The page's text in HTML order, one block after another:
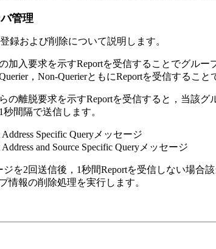
管理
録および削除について説明します。
加入要求を示すReportを受信することでグル
，Non-QuerierともにReportを受信すること
の離脱要求を示すReportを受信すると，当該
間隔で送信します。
Specific Queryメッセージ
and Source Specific Queryメッセージ
を2回送信後，1秒間Reportを受信しない場合
情報の削除処理を実行します。